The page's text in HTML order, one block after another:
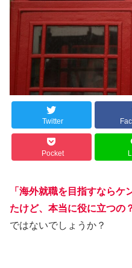
Twitter
Pocket
「海外就職を目指すなら
たけど、本当に役に立つの
ではないでしょうか？